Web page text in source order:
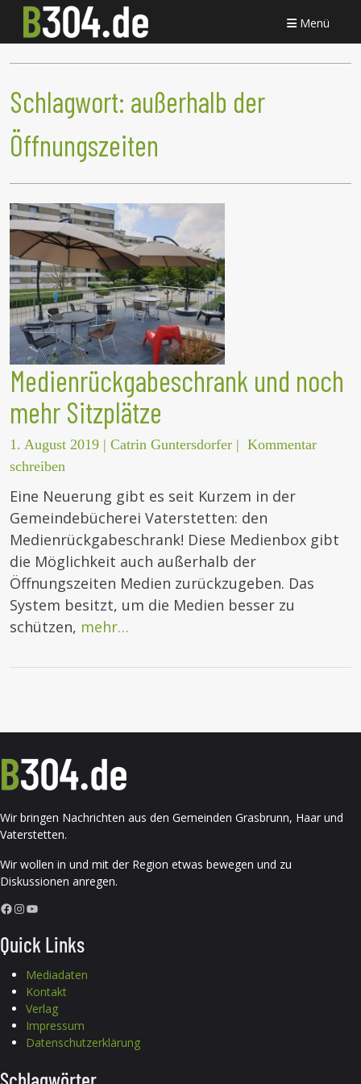
Menü
Schlagwort: außerhalb der
Öffnungszeiten
Medienrückgabeschrank und noch
mehr Sitzplätze
1. August 2019 | Catrin Guntersdorfer | Kommentar
schreiben
Eine Neuerung gibt es seit Kurzem in der
Gemeindebücherei Vaterstetten: den
Medienrückgabeschrank! Diese Medienbox gibt
die Möglichkeit auch außerhalb der
Öffnungszeiten Medien zurückzugeben. Das
System besitzt, um die Medien besser zu
schützen, mehr…
Wir bringen Nachrichten aus den Gemeinden Grasbrunn, Haar und
Vaterstetten.
Wir wollen in und mit der Region etwas bewegen und zu
Diskussionen anregen.
Facebook InstagramYouTube
Quick Links
Mediadaten
Kontakt
Verlag
Impressum
Datenschutzerklärung